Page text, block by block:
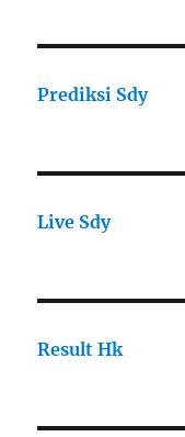
Prediksi Sdy
Live Sdy
Result Hk